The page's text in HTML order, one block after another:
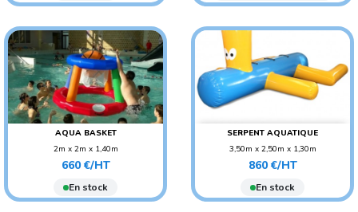
AQUA BASKET
2m x 2m x 1,40m
POIDS : 20 KG
AGE CONSEILLÉ :
ADO/ADULTE
Prix
660 €/HT
En stock
SERPENT AQUATIQUE
3,50m x 2,50m x 1,30m
POIDS : 20 KG
AGE CONSEILLÉ : ENFANT
Prix
860 €/HT
En stock